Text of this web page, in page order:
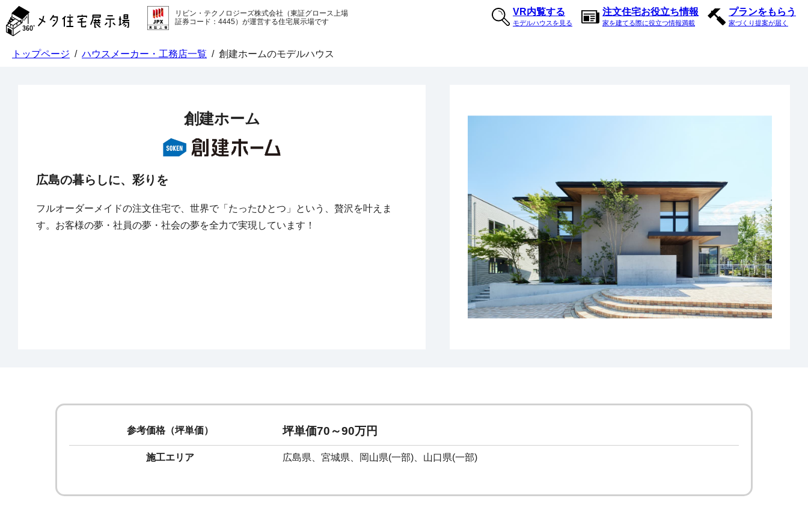
タ
住
リビン・テクノロジーズ株式会社（東証グロース上場
証券コード：4445）が運営する住宅展示場です
VR内覧する
モデルハウスを見る
注文住宅お役立ち情報
家を建てる際に役立つ情報満載
プランをもらう
家づくり提案が届く
トップページ / ハウスメーカー・工務店一覧 / 創建ホームのモデルハウス
創建ホーム
広島の暮らしに、彩りを
フルオーダーメイドの注文住宅で、世界で「たったひとつ」という、贅沢を叶えま
す。お客様の夢・社員の夢・社会の夢を全力で実現しています！
参考価格（坪単価） 坪単価70～90万円
施工エリア 広島県、宮城県、岡山県(一部)、山口県(一部)